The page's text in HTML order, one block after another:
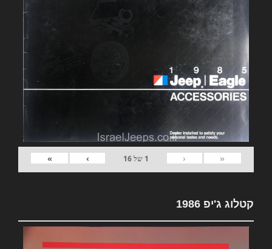
«
‹
1 של16
›
»
קטלוג ג'יפ 1986